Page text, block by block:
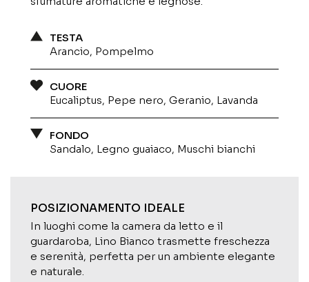
TESTA
Arancio, Pompelmo
CUORE
Eucaliptus, Pepe nero, Geranio, Lavanda
FONDO
Sandalo, Legno guaiaco, Muschi bianchi
POSIZIONAMENTO IDEALE
In luoghi come la camera da letto e il
guardaroba, Lino Bianco trasmette freschezza
e serenità, perfetta per un ambiente elegante
e naturale.